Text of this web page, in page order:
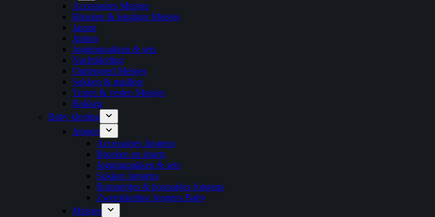
Accessoires Meisjes
Broeken & leggings Meisjes
Jassen
Jurken
Joggingpakken & sets
Nachtkleding
Ondergoed Meisjes
Sokken & maillots
Truien & vesten Meisjes
Rokken
Baby kleding
Jongen
Accessoires Jongens
Broeken en shorts
Joggingpakken & sets
Sokken Jongens
Rompertjes & boxpakjes Jongens
Zwemkleding Jongens Baby
Meisjes